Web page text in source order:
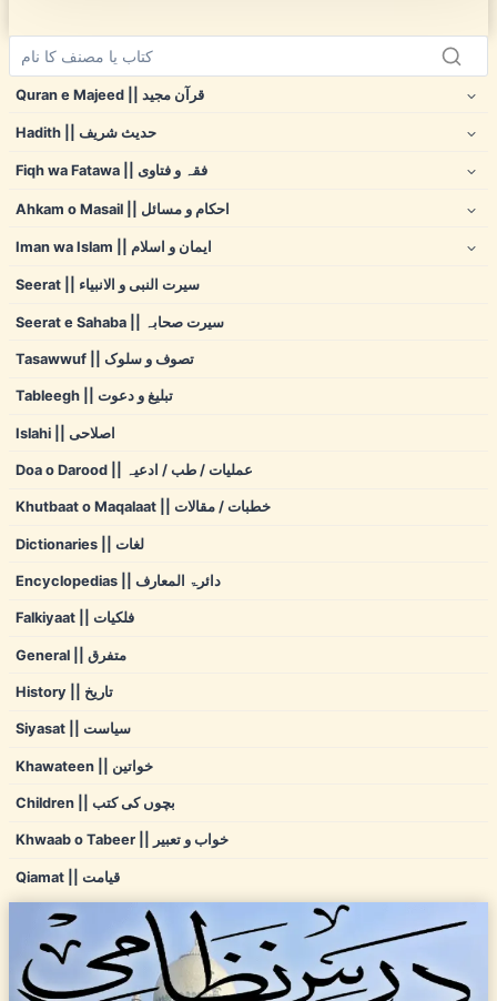
Quran e Majeed || قرآن مجید
Hadith || حدیث شریف
Fiqh wa Fatawa || فقہ و فتاوی
Ahkam o Masail || احکام و مسائل
Iman wa Islam || ایمان و اسلام
Seerat || سیرت النبی و الانبیاء
Seerat e Sahaba || سیرت صحابہ
Tasawwuf || تصوف و سلوک
Tableegh || تبلیغ و دعوت
Islahi || اصلاحی
Doa o Darood || عملیات / طب / ادعیہ
Khutbaat o Maqalaat || خطبات / مقالات
Dictionaries || لغات
Encyclopedias || دائرۃ المعارف
Falkiyaat || فلکیات
General || متفرق
History || تاریخ
Siyasat || سیاست
Khawateen || خواتین
Children || بچوں کی کتب
Khwaab o Tabeer || خواب و تعبیر
Qiamat || قیامت